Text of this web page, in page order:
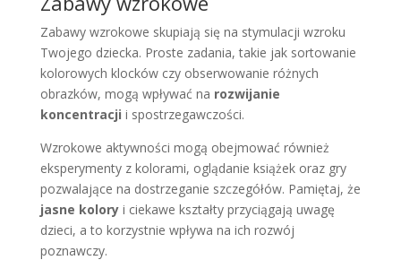
Zabawy wzrokowe skupiają się na stymulacji wzroku
Twojego dziecka. Proste zadania, takie jak sortowanie
kolorowych klocków czy obserwowanie różnych
obrazków, mogą wpływać na rozwijanie
koncentracji i spostrzegawczości.
Wzrokowe aktywności mogą obejmować również
eksperymenty z kolorami, oglądanie książek oraz gry
pozwalające na dostrzeganie szczegółów. Pamiętaj, że
jasne koloryi ciekawe kształty przyciągają uwagę
dzieci, a to korzystnie wpływa na ich rozwój
poznawczy.